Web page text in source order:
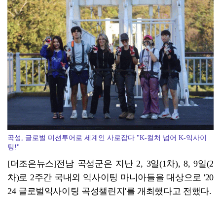
광양시 광영도서관, "AI 작가" 길 위의 인문학
곡성, 글로벌 미션투어로 세계인 사로잡다 "K-컬처 넘어 K-익사이
팅!"
[더조은뉴스]전남 곡성군은 지난 2, 3일(1차), 8, 9일(2
차)로 2주간 국내외 익사이팅 마니아들을 대상으로 '20
24 글로벌익사이팅 곡성챌린지'를 개최했다고 전했다.